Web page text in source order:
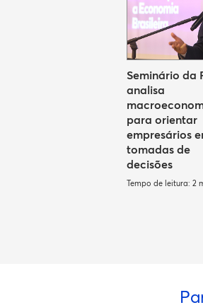
Seminário da
analisa
para orientar
empresários
tomadas de
decisões
Tempo de leitura: 2